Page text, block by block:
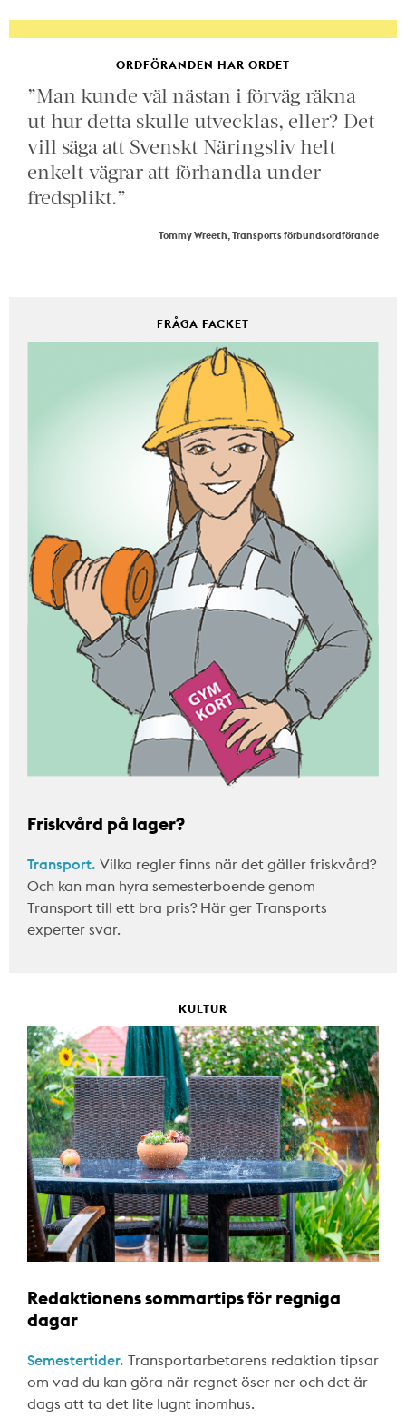
ORDFÖRANDEN HAR ORDET
”Man kunde väl nästan i förväg räkna
ut hur detta skulle utvecklas, eller? Det
vill säga att Svenskt Näringsliv helt
enkelt vägrar att förhandla under
fredsplikt.”
Tommy Wreeth, Transports förbundsordförande
FRÅGA FACKET
Friskvård på lager?
Transport. Vilka regler finns när det gäller friskvård?
Och kan man hyra semesterboende genom
Transport till ett bra pris? Här ger Transports
experter svar.
KULTUR
Redaktionens sommartips för regniga
dagar
Semestertider. Transportarbetarens redaktion tipsar
om vad du kan göra när regnet öser ner och det är
dags att ta det lite lugnt inomhus.